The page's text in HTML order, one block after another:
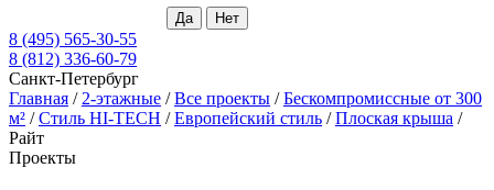
8 (495) 565-30-55
8 (812) 336-60-79
Санкт-Петербург
Главная / 2-этажные /Все проекты /Бескомпромиссные от 300
м² /Стиль HI-TECH /Европейский стиль /Плоская крыша /
Райт
Проекты